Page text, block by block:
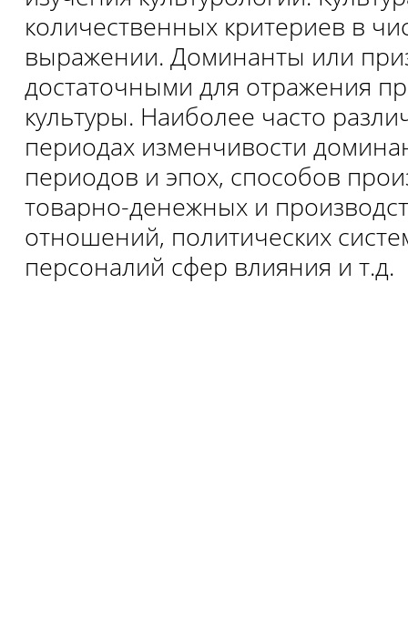
количественных критериев в
выражении. Доминанты или
достаточными для отражения
культуры. Наиболее часто
периодах изменчивости
периодов и эпох, способов
товарно-денежных и
отношений, политических
персоналий сфер влияния и т.д.